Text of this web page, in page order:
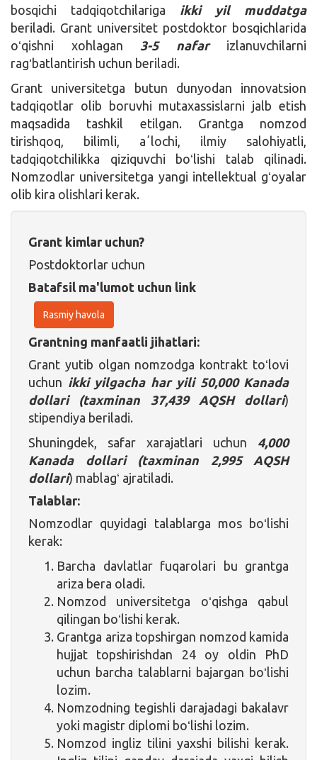
bosqichi tadqiqotchilariga ikki yilmuddatga
beriladi. Grant universitet postdoktor bosqichlarida
oʻqishni xohlagan 3-5 nafarizlanuvchilarni
ragʻbatlantirish uchun beriladi.
Grant universitetga butun dunyodan innovatsion
tadqiqotlar olib boruvhi mutaxassislarni jalb etish
maqsadida tashkil etilgan. Grantga nomzod
tirishqoq, bilimli, aʼlochi, ilmiy salohiyatli,
tadqiqotchilikka qiziquvchi boʻlishi talab qilinadi.
Nomzodlar universitetga yangi intellektual gʻoyalar
olib kira olishlari kerak.
Grant kimlar uchun?
Postdoktorlar uchun
Batafsil ma'lumot uchun link
Rasmiy havola
Grantning manfaatli jihatlari:
Grant yutib olgan nomzodga kontrakt toʻlovi
uchun ikki yilgacha har yili 50,000 Kanada
dollari (taxminan 37,439 AQSH dollari)
stipendiya beriladi.
Shuningdek, safar xarajatlari uchun 4,000
Kanada dollari (taxminan 2,995 AQSH
dollari) mablagʻ ajratiladi.
Talablar:
Nomzodlar quyidagi talablarga mos boʻlishi
kerak:
Barcha davlatlar fuqarolari bu grantga
ariza bera oladi.
Nomzod universitetga oʻqishga qabul
qilingan boʻlishi kerak.
Grantga ariza topshirgan nomzod kamida
hujjat topshirishdan 24 oy oldin PhD
uchun barcha talablarni bajargan boʻlishi
lozim.
Nomzodning tegishli darajadagi bakalavr
yoki magistr diplomi boʻlishi lozim.
Nomzod ingliz tilini yaxshi bilishi kerak.